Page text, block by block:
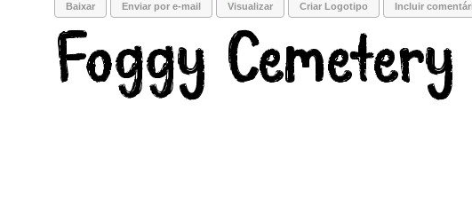
Baixar Enviar por e-mail Visualizar Criar Logotipo Incluir